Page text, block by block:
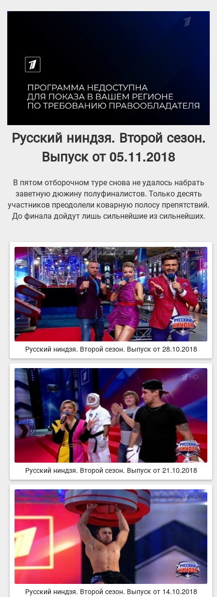
Русский ниндзя. Второй сезон.
Выпуск от 05.11.2018
В пятом отборочном туре снова не удалось набрать
заветную дюжину полуфиналистов. Только десять
участников преодолели коварную полосу препятствий.
До финала дойдут лишь сильнейшие из сильнейших.
Русский ниндзя. Второй сезон. Выпуск от 28.10.2018
Русский ниндзя. Второй сезон. Выпуск от 21.10.2018
Русский ниндзя. Второй сезон. Выпуск от 14.10.2018